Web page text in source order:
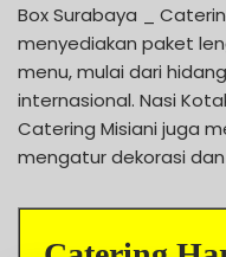
Box Surabaya _
menyediakan paket
menu, mulai dari
internasional. Nasi
Catering Misiani juga
mengatur dekorasi